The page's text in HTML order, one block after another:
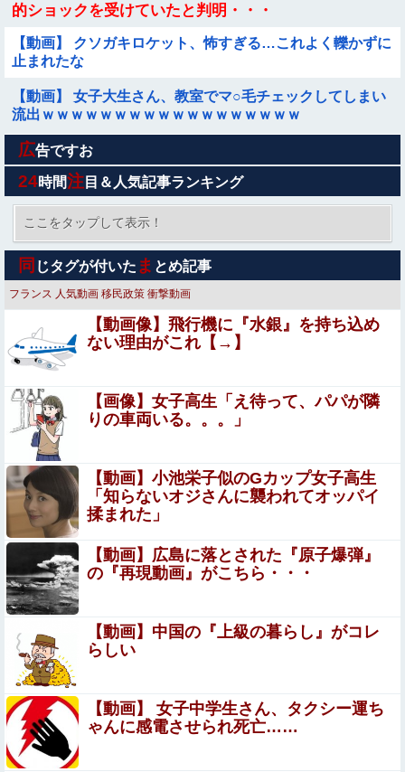
的ショックを受けていたと判明・・・
【動画】 クソガキロケット、怖すぎる…これよく轢かずに
止まれたな
【動画】 女子大生さん、教室でマ○毛チェックしてしまい
流出ｗｗｗｗｗｗｗｗｗｗｗｗｗｗｗｗｗｗ
清水アキラの息子・清水良太郎さん死去で、落語家・柳家
小はだが「いじめ」「暴行」被害告発
週間少年ジャンプのグッズ(43億円分)を注文してキャンセ
ルした32歳女が逮捕
【画像】飯尾夏帆アナ、白いポロシャツから乳房が飛び出
してしまうｗｗｗｗｗｗｗ他
【衝撃】最近のヤンキーが怖すぎるｗｗｗｗ夏祭りでヤン
キーに絡まれたワイ、泣く…その理由がこちら…怖すぎ
る…
【驚愕】看護師(若い女)にチ○コ拭かれたらｗｗｗｗｗｗｗ
【閲覧注意】工場のリアルな労働災害映像（一瞬で両手切
断）、マジでめちゃくちゃ怖い
【朗報】 爆胸の気象予報士さん、NHKから解き放たれ
る
「すぐバレるデマを投稿した理由はこれか」と拡散元
の”賢さ”に批判が殺到中、自称ジャーナリストのやり口と
いうのが……
【画像】チー牛さん、とんでもない恵体の白人美女と結婚
してしまうｗｗｗｗｗｗｗｗ 【Pickup06072008】
【画像】 釘崎野薔薇がチクニーで気持ちよくなってるエ□
画像
私の好きな日本語がこれだ←「日本は太っ腹だ
な」（海外の反応）他
『少女革命ウテナ』の主人公たちの寮、”あの人”の家がモ
デルだった
広告ですお
24時間注 目＆人気記事ランキング
ここをタップして表示！
同 じタグが付いた ま とめ記事
フランス 人気動画 移民政策 衝撃動画
【動画像】飛行機に『水銀』を持ち込め
ない理由がこれ【→】
【画像】女子高生「え待って、パパが隣
りの車両いる。。。」
【動画】小池栄子似のGカップ女子高生
「知らないオジさんに襲われてオッパイ
揉まれた」
【動画】広島に落とされた『原子爆弾』
の『再現動画』がこちら・・・
【動画】中国の『上級の暮らし』がコレ
らしい
【動画】 女子中学生さん、タクシー運ち
ゃんに感電させられ死亡……